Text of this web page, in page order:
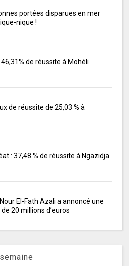
portées disparues en mer
nique !
46,31% de réussite à Mohéli
de réussite de 25,03 % à
: 37,48 % de réussite à Ngazidja
El-Fath Azali a annoncé une
20 millions d’euros